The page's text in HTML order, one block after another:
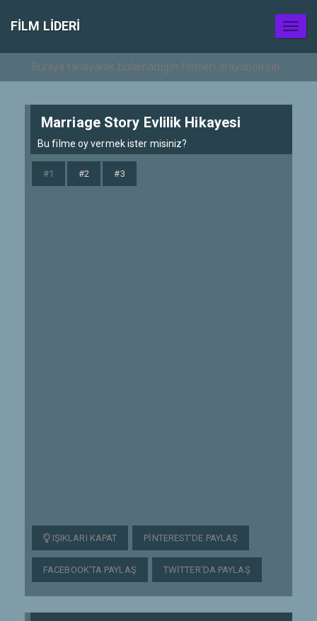
FILM LIDERI
Marriage Story Evlilik Hikayesi
Bu filme oy vermek ister misiniz?
#1 #2 #3
IŞIKLARI KAPAT PINTEREST'DE PAYLAŞ
FACEBOOK'TA PAYLAŞ TWITTER'DA PAYLAŞ